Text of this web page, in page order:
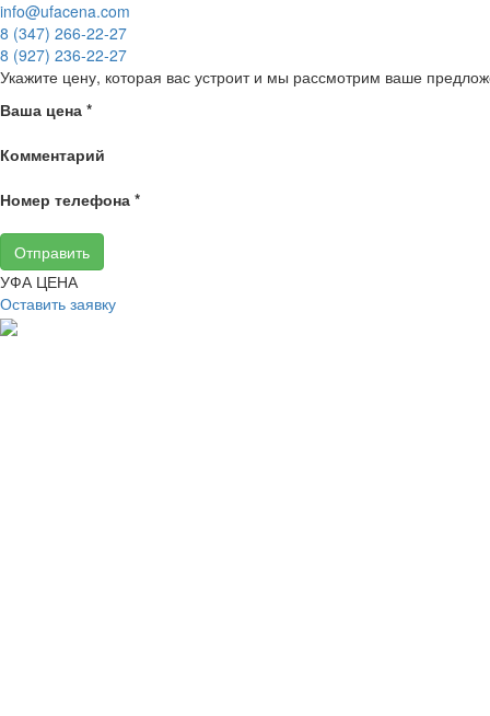
info@ufacena.com
8 (347) 266‑22‑27
8 (927) 236‑22‑27
Укажите цену, которая вас устроит и мы рассмотрим ваше
Ваша цена *
Комментарий
Номер телефона *
Отправить
УФА ЦЕНА
Оставить заявку